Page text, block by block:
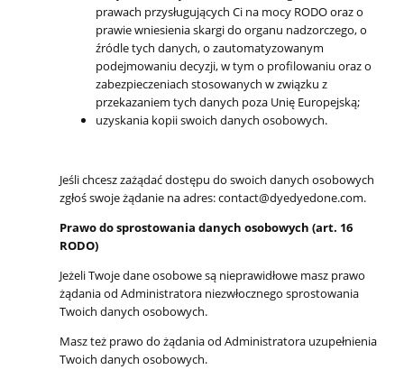
prawach przysługujących Ci na mocy RODO oraz o
prawie wniesienia skargi do organu nadzorczego, o
źródle tych danych, o zautomatyzowanym
podejmowaniu decyzji, w tym o profilowaniu oraz o
zabezpieczeniach stosowanych w związku z
przekazaniem tych danych poza Unię Europejską;
uzyskania kopii swoich danych osobowych.
Jeśli chcesz zażądać dostępu do swoich danych osobowych
zgłoś swoje żądanie na adres: contact@dyedyedone.com.
Prawo do sprostowania danych osobowych (art. 16
RODO)
Jeżeli Twoje dane osobowe są nieprawidłowe masz prawo
żądania od Administratora niezwłocznego sprostowania
Twoich danych osobowych.
Masz też prawo do żądania od Administratora uzupełnienia
Twoich danych osobowych.